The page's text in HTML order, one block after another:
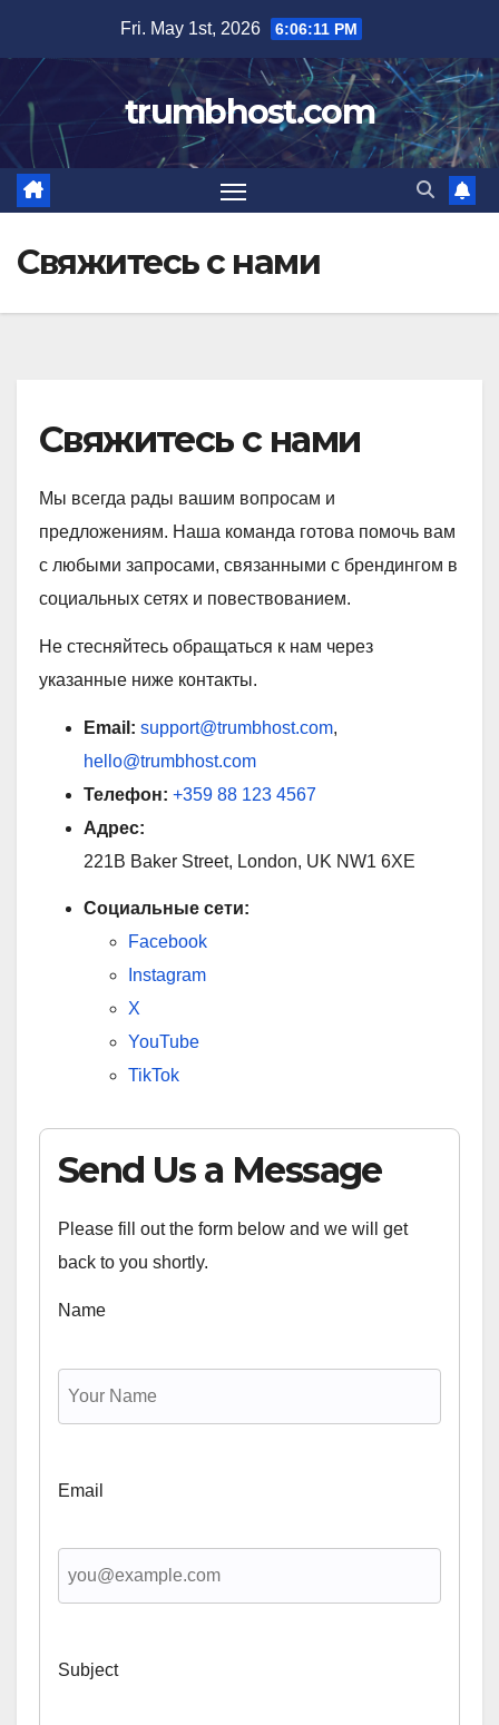
content
Fri. May 1st, 2026 6:06:11 PM
trumbhost.com
Свяжитесь с нами
Свяжитесь с нами
Мы всегда рады вашим вопросам и
предложениям. Наша команда готова помочь вам
с любыми запросами, связанными с брендингом в
социальных сетях и повествованием.
Не стесняйтесь обращаться к нам через
указанные ниже контакты.
Email: support@trumbhost.com,
hello@trumbhost.com
Телефон: +359 88 123 4567
Адрес:
221B Baker Street, London, UK NW1 6XE
Социальные сети:
Facebook
Instagram
X
YouTube
TikTok
Send Us a Message
Please fill out the form below and we will get
back to you shortly.
Name
Email
Subject